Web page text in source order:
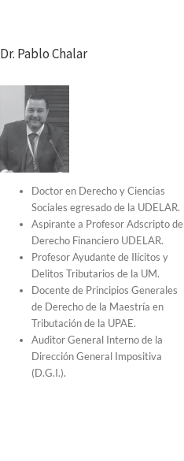
Dr. Pablo Chalar
Doctor en Derecho y Ciencias
Sociales egresado de la UDELAR.
Aspirante a Profesor Adscripto de
Derecho Financiero UDELAR.
Profesor Ayudante de Ilícitos y
Delitos Tributarios de la UM.
Docente de Principios Generales
de Derecho de la Maestría en
Tributación de la UPAE.
Auditor General Interno de la
Dirección General Impositiva
(D.G.I.).